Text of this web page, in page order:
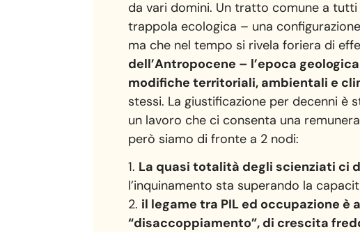
da vari domini. Un tratto comune a
trappola ecologica – una
ma che nel tempo si rivela foriera di
dell’Antropocene – l’epoca
modifiche territoriali, ambientali e
stessi. La giustificazione per decenni è
un lavoro che ci consenta una
però siamo di fronte a 2 nodi:
1. La quasi totalità degli scienziati ci
l’inquinamento sta superando la
2. il legame tra PIL ed occupazione
“disaccoppiamento”, di crescita